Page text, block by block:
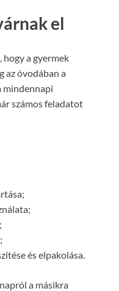
el
hogy a gyermek
az óvodában a
mindennapi
számos feladatot
és elpakolása.
a másikra